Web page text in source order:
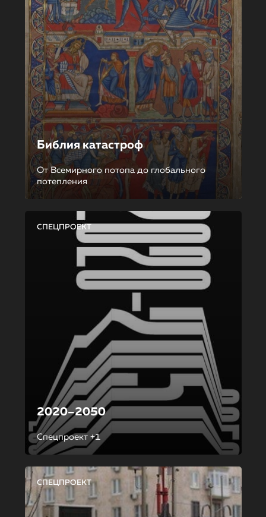
Библия катастроф
От Всемирного потопа до глобального
потепления
СПЕЦПРОЕКТ
2020–2050
Спецпроект +1
СПЕЦПРОЕКТ